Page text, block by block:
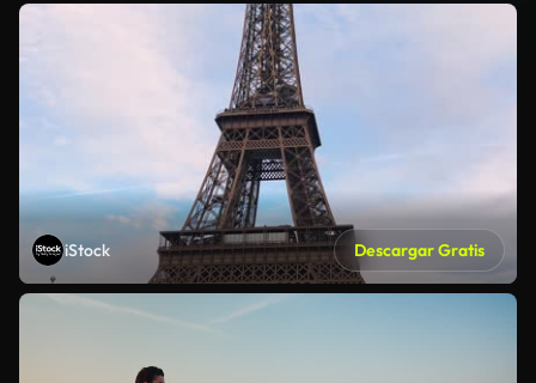
iStock Descargar Gratis